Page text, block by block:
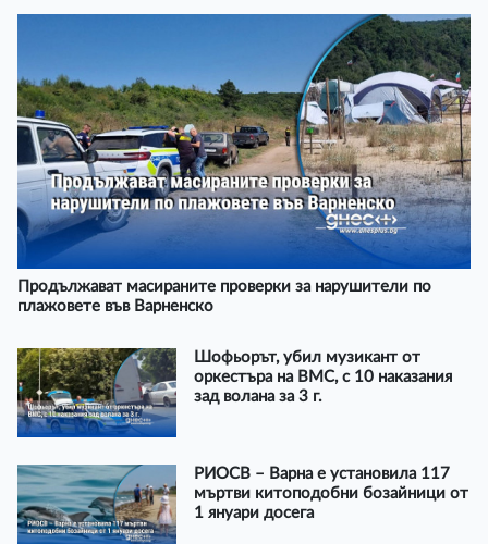
Продължават масираните проверки за нарушители по
плажовете във Варненско
Шофьорът, убил музикант от
оркестъра на ВМС, с 10 наказания
зад волана за 3 г.
РИОСВ – Варна е установила 117
мъртви китоподобни бозайници от
1 януари досега